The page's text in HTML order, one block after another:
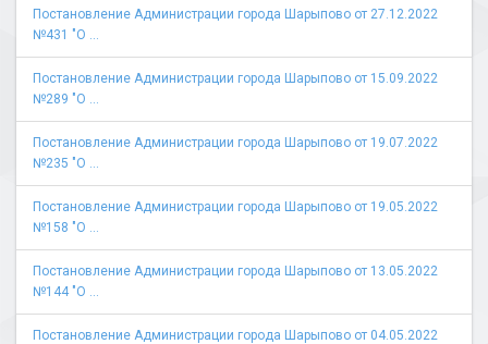
Постановление Администрации города Шарыпово от 27.12.2022
№431 "О ...
Постановление Администрации города Шарыпово от 15.09.2022
№289 "О ...
Постановление Администрации города Шарыпово от 19.07.2022
№235 "О ...
Постановление Администрации города Шарыпово от 19.05.2022
№158 "О ...
Постановление Администрации города Шарыпово от 13.05.2022
№144 "О ...
Постановление Администрации города Шарыпово от 04.05.2022